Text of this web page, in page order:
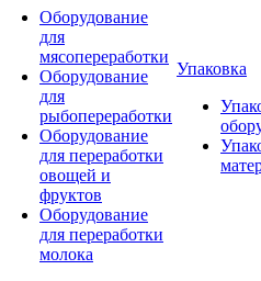
Оборудование
для
мясопереработки
Оборудование
для
рыбопереработки
Оборудование
для переработки
овощей и
фруктов
Оборудование
для переработки
молока
Упаковка